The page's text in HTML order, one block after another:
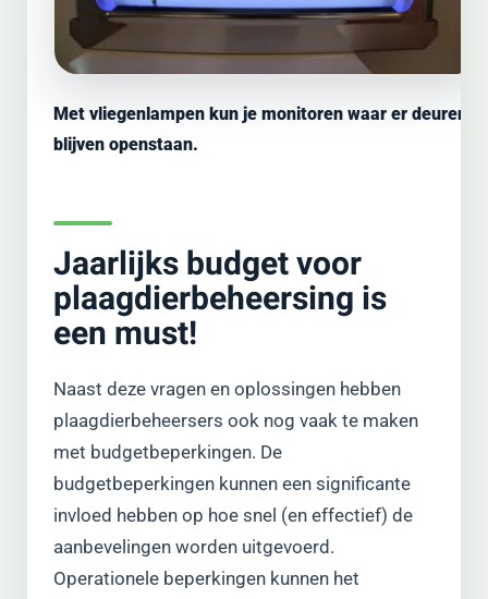
Met vliegenlampen kun je monitoren waar er deuren
blijven openstaan.
Jaarlijks budget voor
plaagdierbeheersing is
een must!
Naast deze vragen en oplossingen hebben
plaagdierbeheersers ook nog vaak te maken
met budgetbeperkingen. De
budgetbeperkingen kunnen een significante
invloed hebben op hoe snel (en effectief) de
aanbevelingen worden uitgevoerd.
Operationele beperkingen kunnen het